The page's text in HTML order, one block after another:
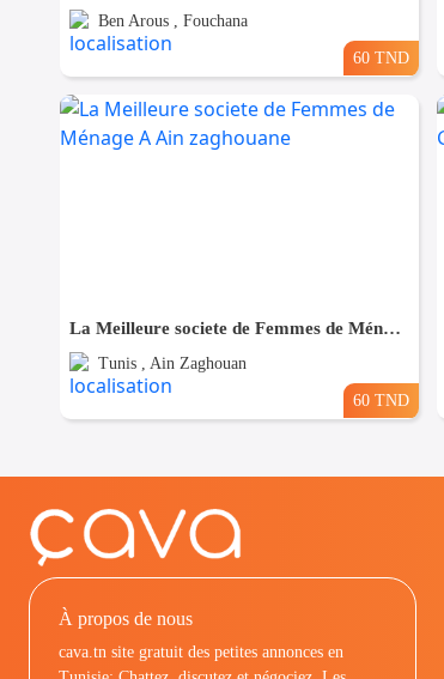
Ben Arous , Fouchana
60 TND
La Meilleure societe de Femmes de Ménage A Ain zaghouane
Tunis , Ain Zaghouan
60 TND
À propos de nous
cava.tn site gratuit des petites annonces en